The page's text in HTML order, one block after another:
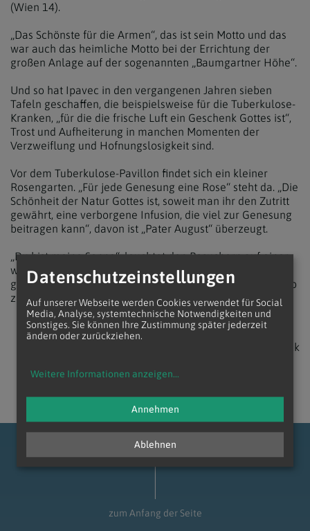
(Wien 14).
„Das Schönste für die Armen“, das ist sein Motto und das
war auch das heimliche Motto bei der Errichtung der
großen Anlage auf der sogenannten „Baumgartner Höhe“.
Und so hat Ipavec in den vergangenen Jahren sieben
Tafeln geschaffen, die beispielsweise für die Tuberkulose-
Kranken, „für die die frische Luft ein Geschenk Gottes ist“,
Trost und Aufheiterung in manchen Momenten der
Verzweiflung und Hofnungslosigkeit sind.
Vor dem Tuberkulose-Pavillon findet sich ein kleiner
Rosengarten. „Für jede Genesung eine Rose“ steht da. „Die
Schönheit der Natur Gottes ist, soweit man ihr den Zutritt
gewährt, eine verborgene Infusion, die viel zur Genesung
beitragen kann“, davon ist „Pater August“ überzeugt.
„Du bist meine Sonne“, leuchtet den Besuchern auf einer
weiteren Tafel entgegen. Und eine andere Tafel fasst das
ganze Wirken des Seelsorgers in diesem „Garten Eden“ so
zusammen: „Nur die Liebe zählt.“
zurück
zum Anfang der Seite
Datenschutzeinstellungen
Auf unserer Webseite werden Cookies verwendet für Social
Media, Analyse, systemtechnische Notwendigkeiten und
Sonstiges. Sie können Ihre Zustimmung später jederzeit
ändern oder zurückziehen.
Weitere Informationen anzeigen...
Ablehnen
Annehmen